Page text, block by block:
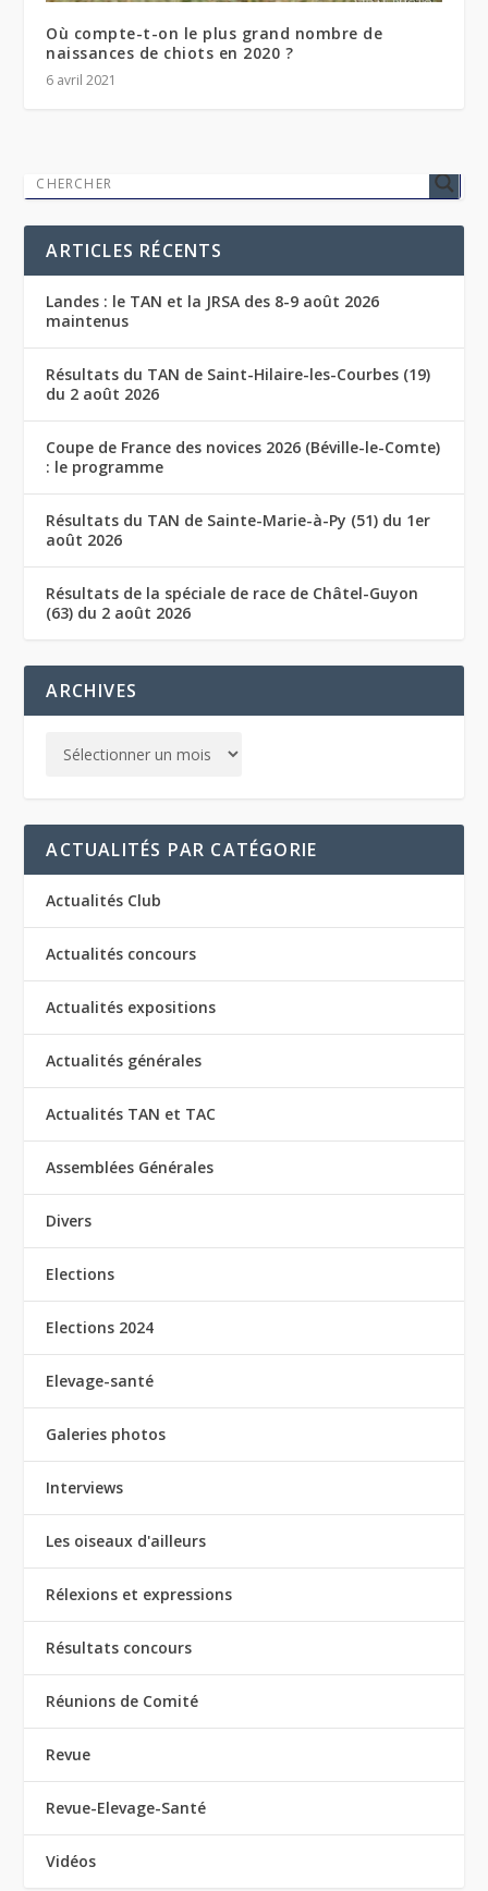
Où compte-t-on le plus grand nombre de
naissances de chiots en 2020 ?
6 avril 2021
ARTICLES RÉCENTS
Landes : le TAN et la JRSA des 8-9 août 2026
maintenus
Résultats du TAN de Saint-Hilaire-les-Courbes (19)
du 2 août 2026
Coupe de France des novices 2026 (Béville-le-Comte)
: le programme
Résultats du TAN de Sainte-Marie-à-Py (51) du 1er
août 2026
Résultats de la spéciale de race de Châtel-Guyon
(63) du 2 août 2026
ARCHIVES
ACTUALITÉS PAR CATÉGORIE
Actualités Club
Actualités concours
Actualités expositions
Actualités générales
Actualités TAN et TAC
Assemblées Générales
Divers
Elections
Elections 2024
Elevage-santé
Galeries photos
Interviews
Les oiseaux d'ailleurs
Rélexions et expressions
Résultats concours
Réunions de Comité
Revue
Revue-Elevage-Santé
Vidéos